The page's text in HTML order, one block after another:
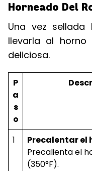
Horneado Del
Una vez
llevarla al
deliciosa.
P
a
s
o
1
Precalentar el
Precalienta el
(350°F).